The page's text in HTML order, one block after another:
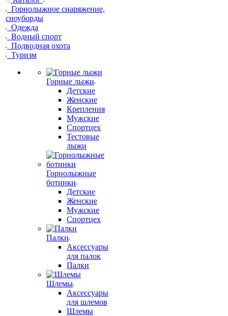
Горнолыжное снаряжение,
сноуборды
Одежда
Водный спорт
Подводная охота
Туризм
Горные лыжи
Детские
Женские
Крепления
Мужские
Спортцех
Тестовые
лыжи
Горнолыжные
ботинки
Детские
Женские
Мужские
Спортцех
Палки
Аксессуары
для палок
Палки
Шлемы
Аксессуары
для шлемов
Шлемы